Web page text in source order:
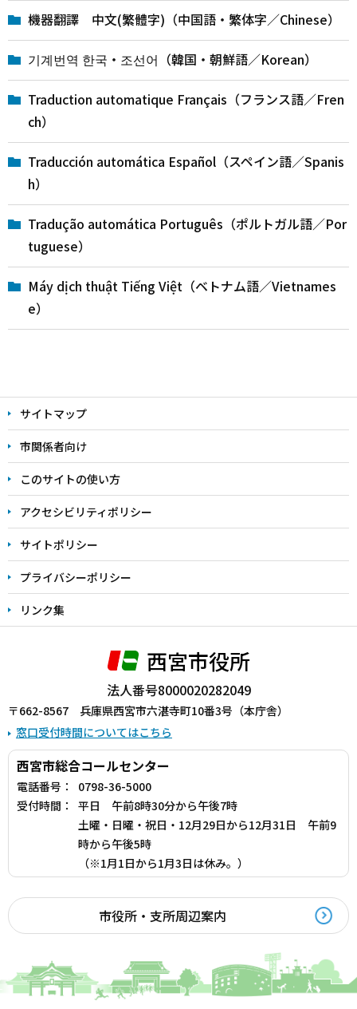
機器翻譯 中文(繁體字)（中国語・繁体字／Chinese）
기계번역 한국・조선어（韓国・朝鮮語／Korean）
Traduction automatique Français（フランス語／Fren
ch）
Traducción automática Español（スペイン語／Spanis
h）
Tradução automática Português（ポルトガル語／Por
tuguese）
Máy dịch thuật Tiếng Việt（ベトナム語／Vietnames
e）
文
こ
こ
ま
で
サイトマップ
市関係者向け
このサイトの使い方
アクセシビリティポリシー
サイトポリシー
プライバシーポリシー
リンク集
西宮市役所
法人番号8000020282049
〒662-8567 兵庫県西宮市六湛寺町10番3号（本庁舎）
窓口受付時間についてはこちら
西宮市総合コールセンター
電話番号：
0798-36-5000
受付時間：
平日 午前8時30分から午後7時
土曜・日曜・祝日・12月29日から12月31日 午前9
時から午後5時
（※1月1日から1月3日は休み。）
市役所・支所周辺案内